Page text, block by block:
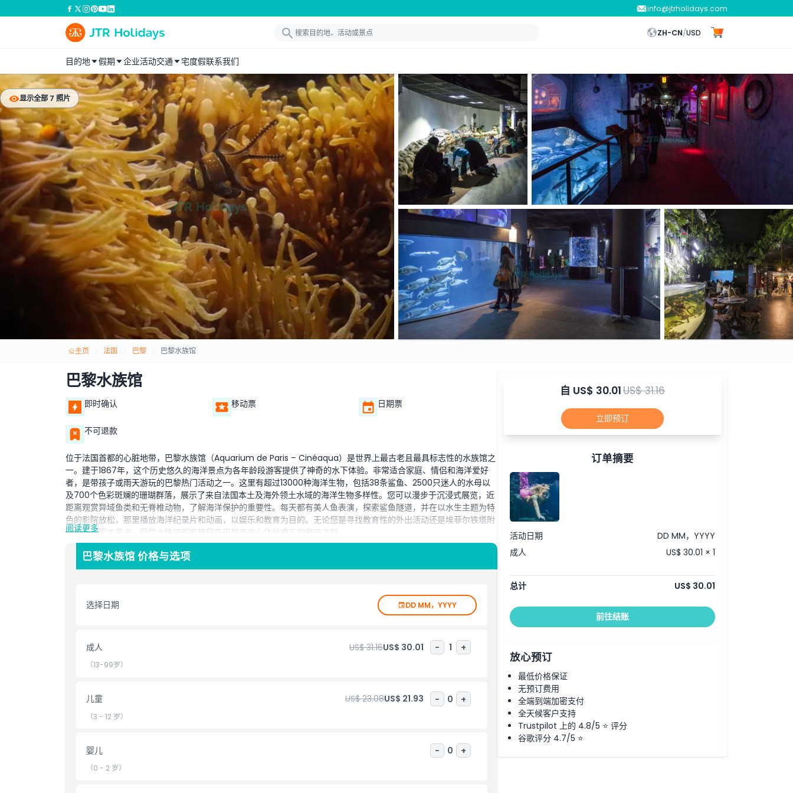
info@jtrholidays.com
ZH-CN/USD
目的地 假期 企业活动交通 宅度假联系我们
显示全部 7 照片
主页 法国 巴黎 巴黎水族馆
巴黎水族馆
即时确认 移动票 日期票
不可退款
位于法国首都的心脏地带，巴黎水族馆（Aquarium de Paris – Cinéaqua）是世界上最古老且最具标志性的水族馆之
一。建于1867年，这个历史悠久的海洋景点为各年龄段游客提供了神奇的水下体验。非常适合家庭、情侣和海洋爱好
者，是带孩子或雨天游玩的巴黎热门活动之一。这里有超过13000种海洋生物，包括38条鲨鱼、2500只迷人的水母以
及700个色彩斑斓的珊瑚群落，展示了来自法国本土及海外领土水域的海洋生物多样性。您可以漫步于沉浸式展览，近
距离观赏异域鱼类和无脊椎动物，了解海洋保护的重要性。每天都有美人鱼表演，探索鲨鱼隧道，并在以水生主题为特
色的影院放松，那里播放海洋纪录片和动画，以娱乐和教育为目的。无论您是寻找教育性的外出活动还是埃菲尔铁塔附
近的有趣室内景点，巴黎水族馆都能带您在巴黎市中心体验难忘的海底之旅。
亮点
包含项
营业时间
阅读更多
巴黎水族馆 价格与选项
选择日期 DD MM，YYYY
成人 US$ 31.16US$ 30.01 - 1 +
（13-99岁）
儿童 US$ 23.08US$ 21.93 - 0 +
（3 - 12 岁）
婴儿 - 0 +
（0 - 2 岁）
自 US$ 30.01US$ 31.16
立即预订
订单摘要
活动日期
DD MM，YYYY
成人
US$ 30.01 × 1
总计 US$ 30.01
前往结账
放心预订
最低价格保证
无预订费用
全端到端加密支付
全天候客户支持
Trustpilot 上的 4.8/5 ⭐ 评分
谷歌评分 4.7/5 ⭐